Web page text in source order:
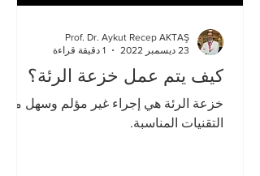
كيف يتم عمل خزعة الرئة؟
خزعة الرئة هي إجراء غير مؤلم وسهل مع
التقنيات المناسبة.
Prof. Dr. Aykut Recep AKTAŞ
23 ديسمبر 2022
1 دقيقة قراءة